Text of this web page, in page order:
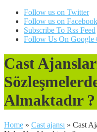
Follow us on Twitter
Follow us on Facebook
Subscribe To Rss Feed
Follow Us On
Cast
Almaktadır ?
Home » Cast ajansı » Cast